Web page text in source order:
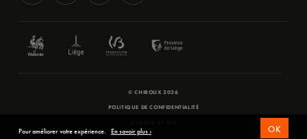
© CHIROUX 2026
POLITIQUE DE CONFIDENTIALITÉ
Pour améliorer votre expérience. En savoir plus › OK